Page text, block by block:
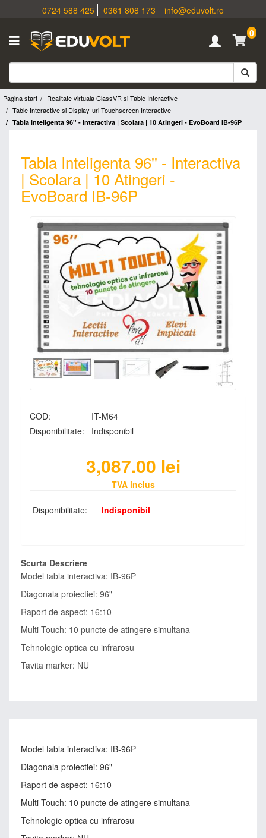
0724 588 425 0361 808 173
info@eduvolt.ro
0
Pagina start
Realitate virtuala ClassVR si Table Interactive
Table Interactive si Display-uri Touchscreen Interactive
Tabla Inteligenta 96'' - Interactiva | Scolara | 10 Atingeri - EvoBoard IB-96P
Tabla Inteligenta 96'' - Interactiva
| Scolara | 10 Atingeri -
EvoBoard IB-96P
COD:
IT-M64
Disponibilitate:
Indisponibil
3,087.00 lei
TVA inclus
Disponibilitate: Indisponibil
Scurta Descriere
Model tabla interactiva: IB-96P
Diagonala proiectiei: 96"
Raport de aspect: 16:10
Multi Touch: 10 puncte de atingere simultana
Tehnologie optica cu infrarosu
Tavita marker: NU
Model tabla interactiva: IB-96P
Diagonala proiectiei: 96"
Raport de aspect: 16:10
Multi Touch: 10 puncte de atingere simultana
Tehnologie optica cu infrarosu